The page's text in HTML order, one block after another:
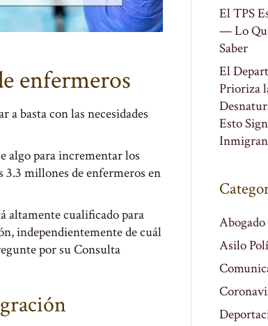
enfermeros
basta con las necesidades
algo para incrementar los
3.3 millones de enfermeros en
altamente cualificado para
independientemente de cuál
por su Consulta
El TPS
— Lo
Saber
El
Prioriza
Esto
Asilo